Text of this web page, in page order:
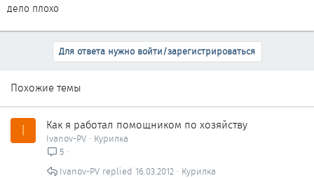
дело плохо
Для ответа нужно войти/зарегистрироваться
Похожие темы
I Как я работал помощником по хозяйству
Ivanov-PV
Курилка
5
Курилка
16.03.2012
Ivanov-PV